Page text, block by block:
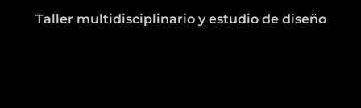
Taller multidisciplinario y estudio de diseño